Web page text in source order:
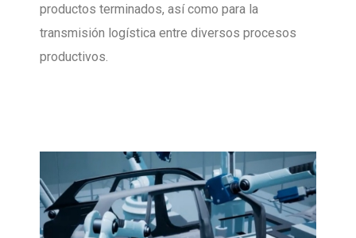
productos terminados, así como para la
transmisión logística entre diversos procesos
productivos.